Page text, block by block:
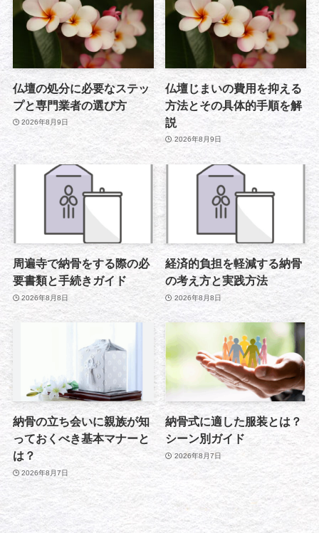
仏壇の処分に必要なステッ
プと専門業者の選び方
2026年8月9日
仏壇じまいの費用を抑える
方法とその具体的手順を解
説
2026年8月9日
周遍寺で納骨をする際の必
要書類と手続きガイド
2026年8月8日
経済的負担を軽減する納骨
の考え方と実践方法
2026年8月8日
納骨の立ち会いに親族が知
っておくべき基本マナーと
は？
2026年8月7日
納骨式に適した服装とは？
シーン別ガイド
2026年8月7日